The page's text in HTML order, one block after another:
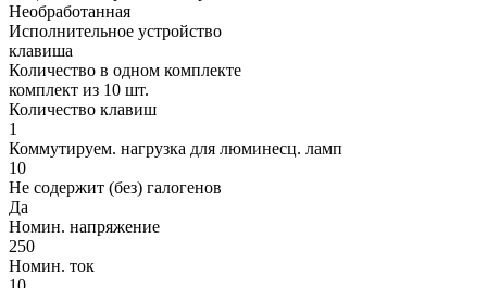
Необработанная
Исполнительное устройство
клавиша
Количество в одном комплекте
комплект из 10 шт.
Количество клавиш
1
Коммутируем. нагрузка для люминесц. ламп
10
Не содержит (без) галогенов
Да
Номин. напряжение
250
Номин. ток